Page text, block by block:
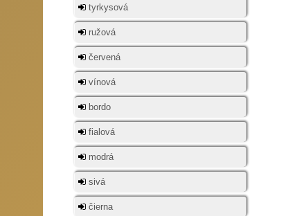
tyrkysová
ružová
červená
vínová
bordo
fialová
modrá
sivá
čierna